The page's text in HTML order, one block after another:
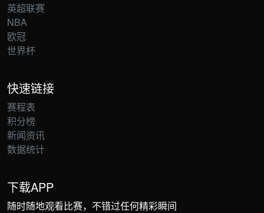
英超联赛
NBA
欧冠
世界杯
快速链接
赛程表
积分榜
新闻资讯
数据统计
下载APP
随时随地观看比赛，不错过任何精彩瞬间